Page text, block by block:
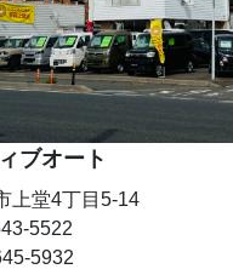
ブオート
上堂4丁目5-14
5522
5932